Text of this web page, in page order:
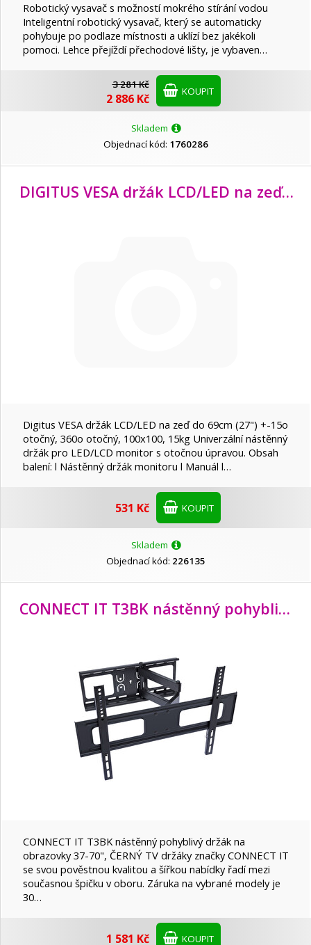
Robotický vysavač s možností mokrého stírání vodou
Inteligentní robotický vysavač, který se automaticky
pohybuje po podlaze místnosti a uklízí bez jakékoli
pomoci. Lehce přejíždí přechodové lišty, je vybaven…
3 281 Kč
2 886 Kč KOUPIT
Skladem
Objednací kód: 1760286
DIGITUS VESA držák LCD/LED na zeď do 69cm (27") +-15o otočný, 360o otočný, 100x100, 15kg
Digitus VESA držák LCD/LED na zeď do 69cm (27") +-15o
otočný, 360o otočný, 100x100, 15kg Univerzální nástěnný
držák pro LED/LCD monitor s otočnou úpravou. Obsah
balení: l Nástěnný držák monitoru l Manuál l…
531 Kč KOUPIT
Skladem
Objednací kód: 226135
CONNECT IT T3BK nástěnný pohyblivý držák na obrazovky 37-70", ČERNÝ
CONNECT IT T3BK nástěnný pohyblivý držák na
obrazovky 37-70", ČERNÝ TV držáky značky CONNECT IT
se svou pověstnou kvalitou a šířkou nabídky řadí mezi
současnou špičku v oboru. Záruka na vybrané modely je
30…
1 581 Kč KOUPIT